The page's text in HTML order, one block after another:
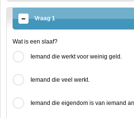
Vraag 1
Wat is een slaaf?
Iemand die werkt voor weinig geld.
Iemand die veel werkt.
Iemand die eigendom is van iemand